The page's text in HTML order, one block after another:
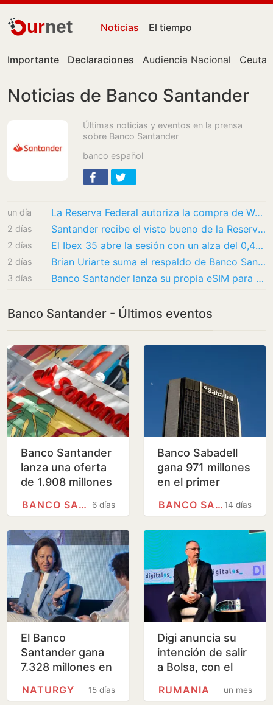
urnet Noticias El tiempo
Importante Declaraciones Audiencia Nacional Ceuta
Noticias de Banco Santander
Últimas noticias y eventos en la prensa
sobre Banco Santander
banco español
un día La Reserva Federal autoriza la compra de Webster Bank por parte de Banco Santander
2 días Santander recibe el visto bueno de la Reserva Federal para comprar el banco estadounidense…
2 días El Ibex 35 abre la sesión con un alza del 0,4% y acaricia los históricos 20.100 puntos
2 días Brian Uriarte suma el respaldo de Banco Santander tras un brillante debut en Moto3
3 días Banco Santander lanza su propia eSIM para tener Internet en 160 países
Banco Santander - Últimos eventos
Banco Santander
lanza una oferta
de 1.908 millones
10% que aún no
su…
6 días
BANCO SANTANDER
Banco Sabadell
gana 971 millones
en el primer
0,5% menos 14 días
BANCO SABADELL
El Banco
Santander gana
7.328 millones en
semestre del año,
15 días
NATURGY
Digi anuncia su
intención de salir
a Bolsa, con el
familia Domínguez
un mes
RUMANIA